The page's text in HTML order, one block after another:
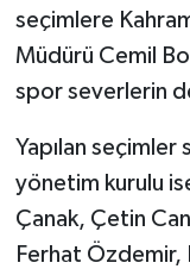
seçimlere
Müdürü Cemil
spor severlerin
Yapılan
yönetim kurulu
Çanak, Çetin
Ferhat Özdemir,
ÜÇÜNCÜ
Yemek
SİVİL